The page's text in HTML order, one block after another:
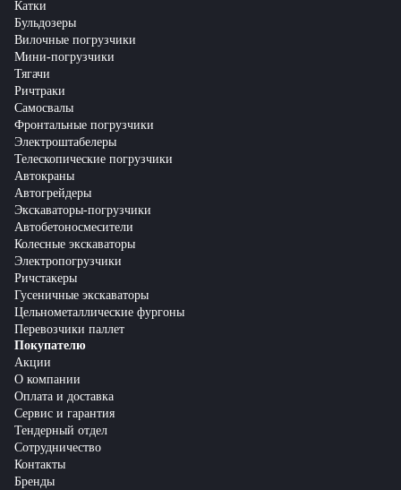
Катки
Бульдозеры
Вилочные погрузчики
Мини-погрузчики
Тягачи
Ричтраки
Самосвалы
Фронтальные погрузчики
Электроштабелеры
Телескопические погрузчики
Автокраны
Автогрейдеры
Экскаваторы-погрузчики
Автобетоносмесители
Колесные экскаваторы
Электропогрузчики
Ричстакеры
Гусеничные экскаваторы
Цельнометаллические фургоны
Перевозчики паллет
Покупателю
Акции
О компании
Оплата и доставка
Сервис и гарантия
Тендерный отдел
Сотрудничество
Контакты
Бренды